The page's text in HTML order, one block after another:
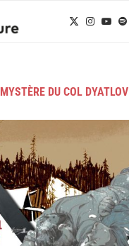
MYSTÈRE DU COL DYATLOV